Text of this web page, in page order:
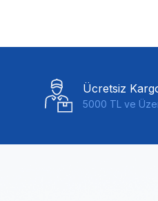
Ücretsiz
5000 TL ve